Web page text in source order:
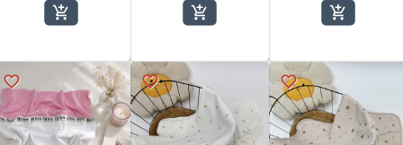
add_shopping_cart
add_shopping_cart
add_shopping_cart
favorite_border
favorite_border
favorite_border